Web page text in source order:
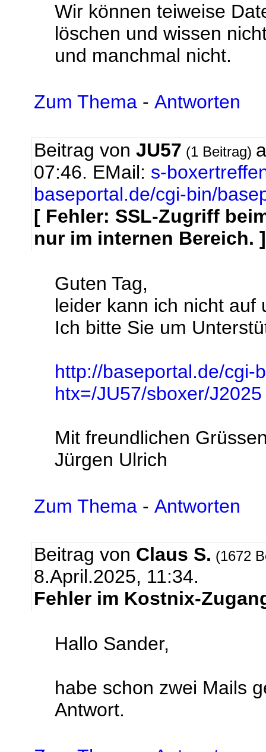
Wir können teiweise
löschen und wissen
und manchmal nicht.
Zum Thema - Antworten
Beitrag von JU57 (1 Beitrag)
07:46. EMail: s-
baseportal.de/cgi-bin/
[ Fehler: SSL-Zugriff
nur im internen Bereich. ]
Guten Tag,
leider kann ich nicht auf
Ich bitte Sie um
http://baseportal.de/cgi-
htx=/JU57/sboxer/J2025
Mit freundlichen
Jürgen Ulrich
Zum Thema - Antworten
Beitrag von Claus S. (1672
8.April.2025, 11:34.
Fehler im Kostnix-
Hallo Sander,
habe schon zwei Mails
Antwort.